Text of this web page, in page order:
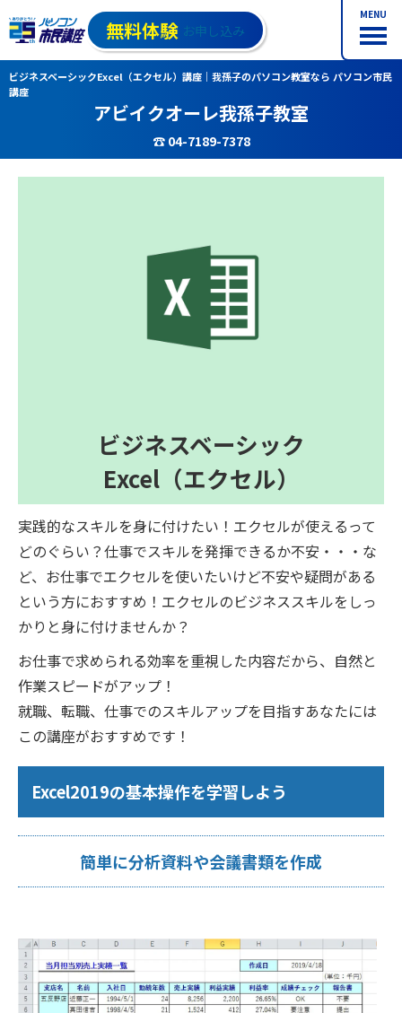
MENU
無料体験 お申し込み
ビジネスベーシックExcel（エクセル）講座｜我孫子のパソコン教室なら パソコン市民
講座
アビイクオーレ我孫子教室
☎ 04-7189-7378
ビジネスベーシック
Excel（エクセル）
実践的なスキルを身に付けたい！エクセルが使えるって
どのぐらい？仕事でスキルを発揮できるか不安・・・な
ど、お仕事でエクセルを使いたいけど不安や疑問がある
という方におすすめ！エクセルのビジネススキルをしっ
かりと身に付けませんか？
お仕事で求められる効率を重視した内容だから、自然と
作業スピードがアップ！
就職、転職、仕事でのスキルアップを目指すあなたには
この講座がおすすめです！
Excel2019の基本操作を学習しよう
簡単に分析資料や会議書類を作成